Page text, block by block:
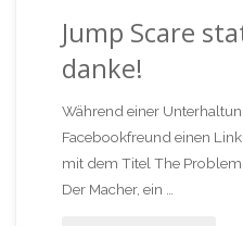
Jump Scare
danke!
Während einer
Facebookfreund einen
mit dem Titel The
Der Macher, ein …